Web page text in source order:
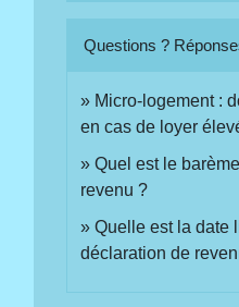
Questions ?
Micro-logement :
en cas de loyer
Quel est le
revenu ?
Quelle est la date
déclaration de